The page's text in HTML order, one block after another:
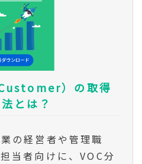
）の取得
とは？
の経営者や管理職
当者向けに、VOC分